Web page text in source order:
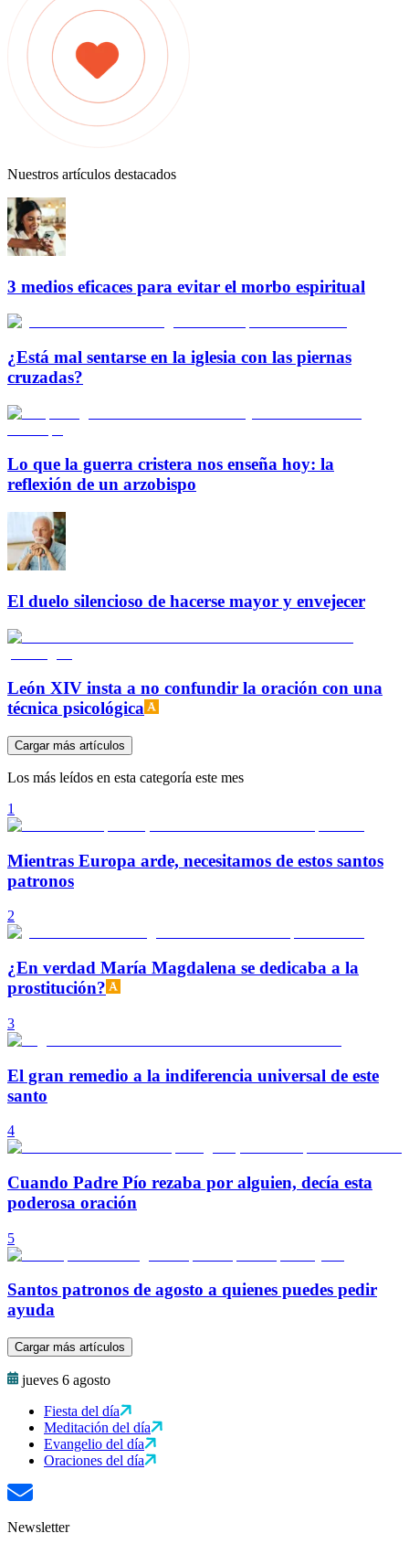
Nuestros artículos destacados
3 medios eficaces para evitar el morbo espiritual
¿Está mal sentarse en la iglesia con las piernas
cruzadas?
Lo que la guerra cristera nos enseña hoy: la
reflexión de un arzobispo
El duelo silencioso de hacerse mayor y envejecer
León XIV insta a no confundir la oración con una
técnica psicológica
Cargar más artículos
Los más leídos en esta categoría este mes
1
Mientras Europa arde, necesitamos de estos santos
patronos
2
¿En verdad María Magdalena se dedicaba a la
prostitución?
3
El gran remedio a la indiferencia universal de este
santo
4
Cuando Padre Pío rezaba por alguien, decía esta
poderosa oración
5
Santos patronos de agosto a quienes puedes pedir
ayuda
Cargar más artículos
jueves 6 agosto
Fiesta del día
Meditación del día
Evangelio del día
Oraciones del día
Newsletter